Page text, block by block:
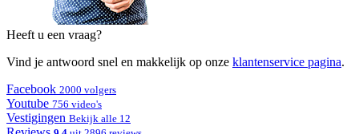
Heeft u een vraag?
Vind je antwoord snel en makkelijk op onze klantenservice pagina.
Facebook 2000 volgers
Youtube 756 video's
Vestigingen Bekijk alle 12